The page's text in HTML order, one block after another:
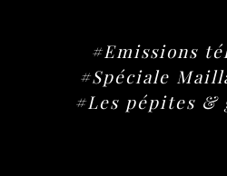
#Emissions
#Spéciale
#Les pépites &